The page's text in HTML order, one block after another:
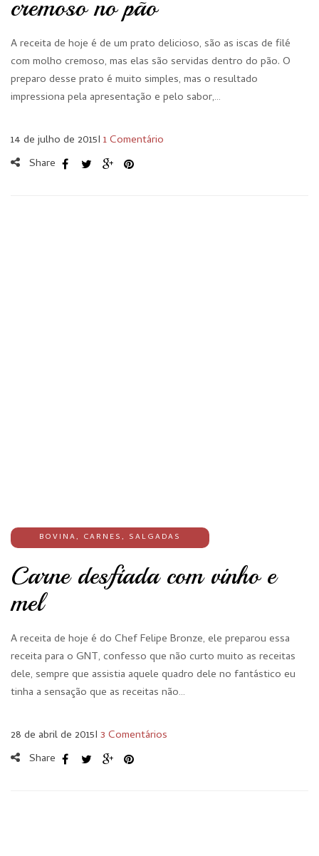
cremoso no pão
A receita de hoje é de um prato delicioso, são as iscas de filé
com molho cremoso, mas elas são servidas dentro do pão. O
preparo desse prato é muito simples, mas o resultado
impressiona pela apresentação e pelo sabor,…
14 de julho de 2015I 1 Comentário
Share
BOVINA, CARNES, SALGADAS
Carne desfiada com vinho e
mel
A receita de hoje é do Chef Felipe Bronze, ele preparou essa
receita para o GNT, confesso que não curto muito as receitas
dele, sempre que assistia aquele quadro dele no fantástico eu
tinha a sensação que as receitas não…
28 de abril de 2015I 3 Comentários
Share